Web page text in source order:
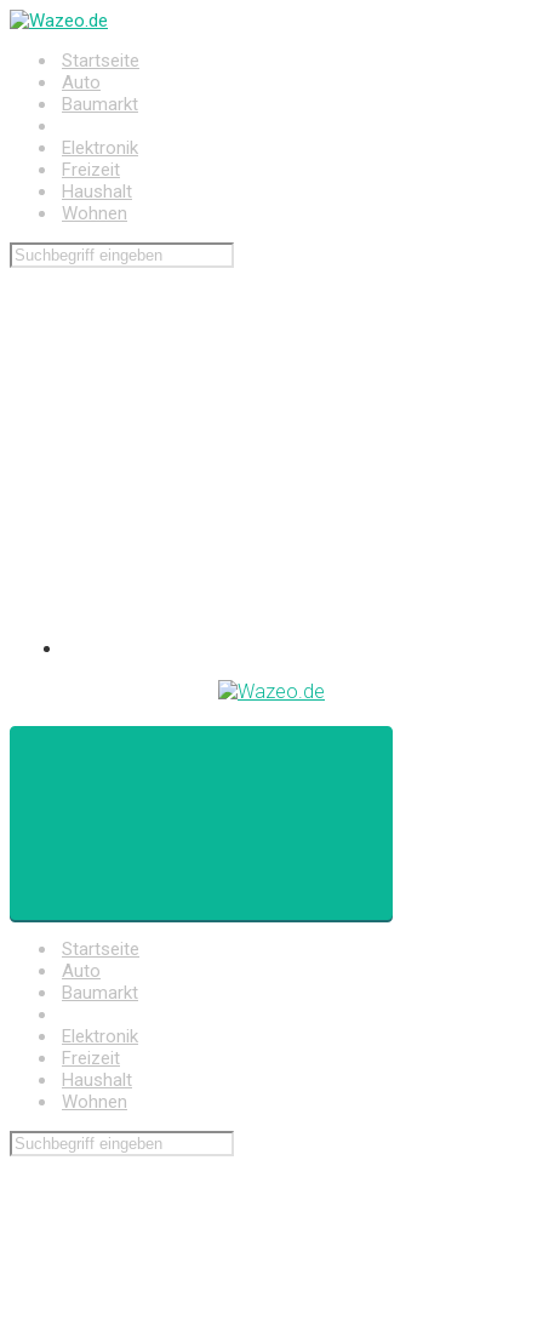
Zum
springenStartseite
Auto
Baumarkt
Elektronik
Freizeit
Haushalt
Wohnen
Startseite
Auto
Baumarkt
Elektronik
Freizeit
Haushalt
Wohnen